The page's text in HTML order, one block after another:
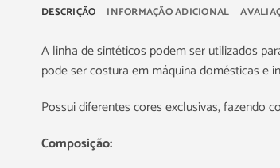
DESCRIÇÃO INFORMAÇÃO ADICIONAL
A linha de sintéticos podem ser utilizados
pode ser costura em máquina domésticas e
Possui diferentes cores exclusivas, fazendo
Composição: